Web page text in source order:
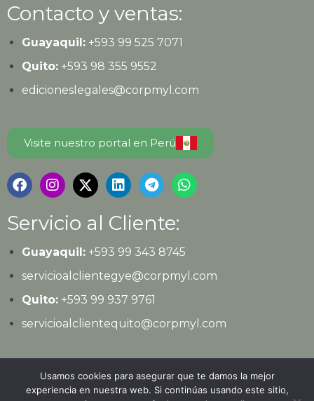
Contacto y ventas:
Guayaquil:+593 99 525 7071
Quito:+593 98 355 9552
edicioneslegales@corpmyl.com
Visite nuestro portal en Perú
Servicio al Cliente:
Guayaquil:+593 99 343 8745
servicioalclientegye@corpmyl.com
Quito:+593 99 937 9761
servicioalclientequito@corpmyl.com
Usamos cookies para asegurar que te damos la mejor
experiencia en nuestra web. Si continúas usando este sitio,